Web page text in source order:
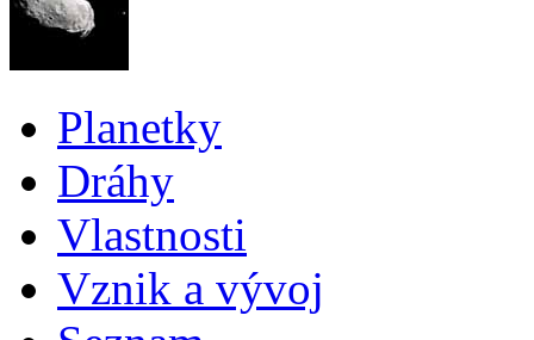
Planetky
Dráhy
Vlastnosti
Vznik a vývoj